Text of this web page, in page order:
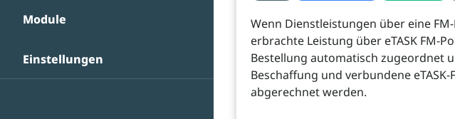
Module
Einstellungen
Wenn Dienstleistungen über eine
erbrachte Leistung über eTASK FM-
Bestellung automatisch zugeordnet
Beschaffung und verbundene
abgerechnet werden.